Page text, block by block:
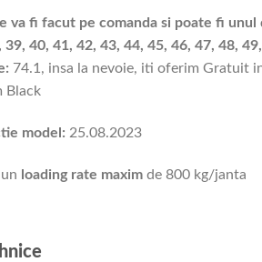
va fi facut pe comanda si poate fi
39, 40, 41, 42, 43, 44, 45, 46, 47, 48,
74.1, insa la nevoie, iti oferim Gratuit
Black
model: 25.08.2023
loading rate maxim de 800 kg/janta